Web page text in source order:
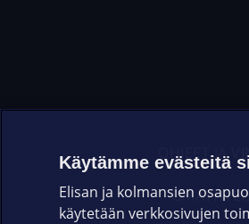
OHJEET JA
Käytämme evästeitä
Elisan ja kolmansien
käytetään verkkosivujen